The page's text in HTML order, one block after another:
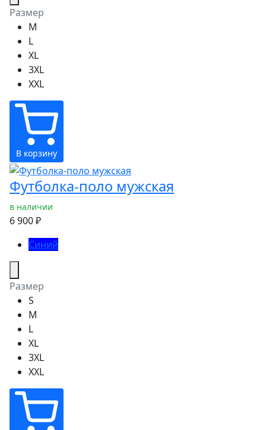
Размер
M
L
XL
3XL
XXL
В корзину
Футболка-поло мужская
в наличии
6 900 ₽
Синий
Размер
S
M
L
XL
3XL
XXL